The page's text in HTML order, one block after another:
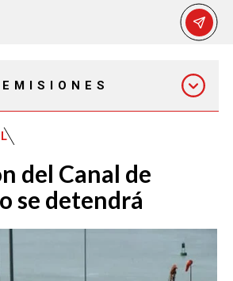
EMISIONES
EMISIÓN 7:00 PM
del Canal de
se detendrá